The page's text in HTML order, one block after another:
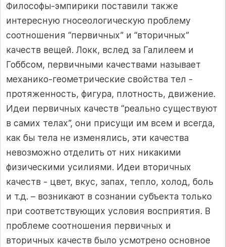
Философы-эмпирики поставили также
интересную гносеологическую проблему
соотношения “первичных” и “вторичных”
качеств вещей. Локк, вслед за Галилеем и
Гоббсом, первичными качествами называет
механико-геометрические свойства тел -
протяженность, фигура, плотность, движение.
Идеи первичных качеств “реально существуют
в самих телах”, они присущи им всем и всегда,
как бы тела не изменялись, эти качества
невозможно отделить от них никакими
физическими усилиями. Идеи вторичных
качеств - цвет, вкус, запах, тепло, холод, боль
и т.д. – возникают в сознании субъекта только
при соответствующих условия восприятия. В
проблеме соотношения первичных и
вторичных качеств было усмотрено основное